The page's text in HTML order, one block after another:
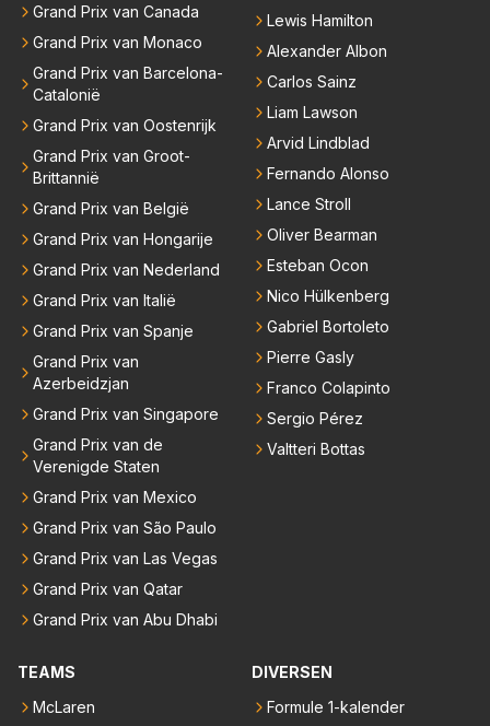
Grand Prix van Canada
Grand Prix van Monaco
Grand Prix van Barcelona-
Catalonië
Grand Prix van Oostenrijk
Grand Prix van Groot-
Brittannië
Grand Prix van België
Grand Prix van Hongarije
Grand Prix van Nederland
Grand Prix van Italië
Grand Prix van Spanje
Grand Prix van
Azerbeidzjan
Grand Prix van Singapore
Grand Prix van de
Verenigde Staten
Grand Prix van Mexico
Grand Prix van São Paulo
Grand Prix van Las Vegas
Grand Prix van Qatar
Grand Prix van Abu Dhabi
Lewis Hamilton
Alexander Albon
Carlos Sainz
Liam Lawson
Arvid Lindblad
Fernando Alonso
Lance Stroll
Oliver Bearman
Esteban Ocon
Nico Hülkenberg
Gabriel Bortoleto
Pierre Gasly
Franco Colapinto
Sergio Pérez
Valtteri Bottas
TEAMS
McLaren
DIVERSEN
Formule 1-kalender